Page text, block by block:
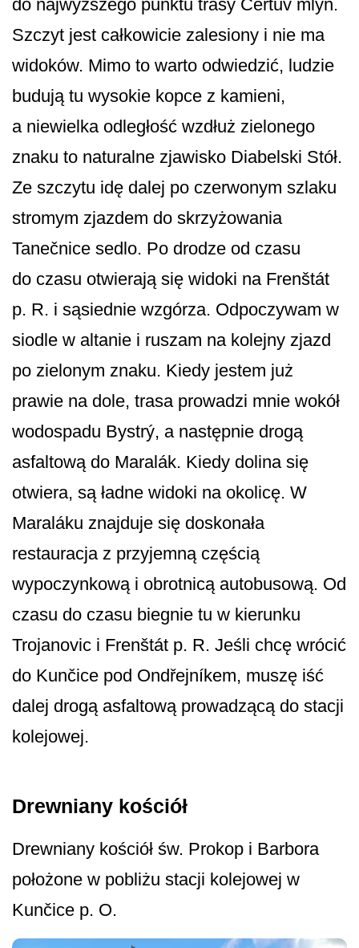
do najwyższego punktu trasy Čertův mlýn.
Szczyt jest całkowicie zalesiony i nie ma
widoków. Mimo to warto odwiedzić, ludzie
budują tu wysokie kopce z kamieni,
a niewielka odległość wzdłuż zielonego
znaku to naturalne zjawisko Diabelski Stół.
Ze szczytu idę dalej po czerwonym szlaku
stromym zjazdem do skrzyżowania
Tanečnice sedlo. Po drodze od czasu
do czasu otwierają się widoki na Frenštát
p. R. i sąsiednie wzgórza. Odpoczywam w
siodle w altanie i ruszam na kolejny zjazd
po zielonym znaku. Kiedy jestem już
prawie na dole, trasa prowadzi mnie wokół
wodospadu Bystrý, a następnie drogą
asfaltową do Maralák. Kiedy dolina się
otwiera, są ładne widoki na okolicę. W
Maraláku znajduje się doskonała
restauracja z przyjemną częścią
wypoczynkową i obrotnicą autobusową. Od
czasu do czasu biegnie tu w kierunku
Trojanovic i Frenštát p. R. Jeśli chcę wrócić
do Kunčice pod Ondřejníkem, muszę iść
dalej drogą asfaltową prowadzącą do stacji
kolejowej.
Drewniany kościół
Drewniany kościół św. Prokop i Barbora
położone w pobliżu stacji kolejowej w
Kunčice p. O.